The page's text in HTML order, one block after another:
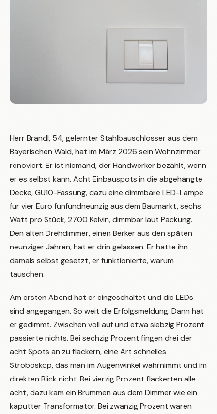
Herr Brandl, 54, gelernter Stahlbauschlosser aus dem
Bayerischen Wald, hat im März 2026 sein Wohnzimmer
renoviert. Er ist niemand, der Handwerker bezahlt, wenn
er es selbst kann. Acht Einbauspots in die abgehängte
Decke, GU10-Fassung, dazu eine dimmbare LED-Lampe
für vier Euro fünfundneunzig aus dem Baumarkt, sechs
Watt pro Stück, 2700 Kelvin, dimmbar laut Packung.
Den alten Drehdimmer, einen Berker aus den späten
neunziger Jahren, hat er drin gelassen. Er hatte ihn
damals selbst gesetzt, er funktionierte, warum
tauschen.
Am ersten Abend hat er eingeschaltet und die LEDs
sind angegangen. So weit die Erfolgsmeldung. Dann hat
er gedimmt. Zwischen voll auf und etwa siebzig Prozent
passierte nichts. Bei sechzig Prozent fingen drei der
acht Spots an zu flackern, eine Art schnelles
Stroboskop, das man im Augenwinkel wahrnimmt und im
direkten Blick nicht. Bei vierzig Prozent flackerten alle
acht, dazu kam ein Brummen aus dem Dimmer wie ein
kaputter Transformator. Bei zwanzig Prozent waren